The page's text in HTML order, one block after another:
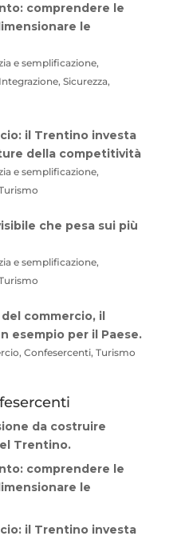
comprendere le
le
e semplificazione,
Sicurezza,
il Trentino investa
della competitività
e semplificazione,
che pesa sui più
e semplificazione,
commercio, il
esempio per il Paese.
Confesercenti, Turismo
da costruire
Trentino.
comprendere le
le
il Trentino investa